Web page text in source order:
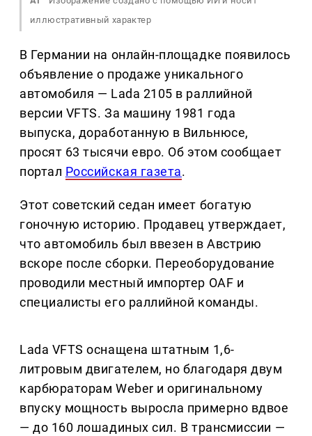
иллюстративный характер
В Германии на онлайн-площадке появилось
объявление о продаже уникального
автомобиля — Lada 2105 в раллийной
версии VFTS. За машину 1981 года
выпуска, доработанную в Вильнюсе,
просят 63 тысячи евро. Об этом сообщает
портал Российская газета.
Этот советский седан имеет богатую
гоночную историю. Продавец утверждает,
что автомобиль был ввезен в Австрию
вскоре после сборки. Переоборудование
проводили местный импортер OAF и
специалисты его раллийной команды.
Lada VFTS оснащена штатным 1,6-
литровым двигателем, но благодаря двум
карбюраторам Weber и оригинальному
впуску мощность выросла примерно вдвое
— до 160 лошадиных сил. В трансмиссии —